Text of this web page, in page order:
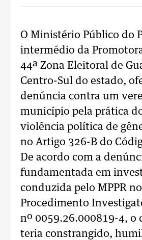
O Ministério Público do
intermédio da
44ª Zona Eleitoral de
Centro-Sul do estado,
denúncia contra um
município pela prática
violência política de
no Artigo 326-B do
De acordo com a
fundamentada em
conduzida pelo MPPR
Procedimento
nº 0059.26.000819-4, o
teria constrangido,